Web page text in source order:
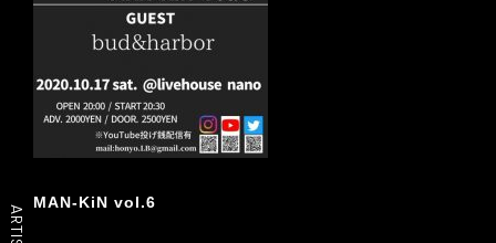
ARTIST
MAN-KiN vol.6